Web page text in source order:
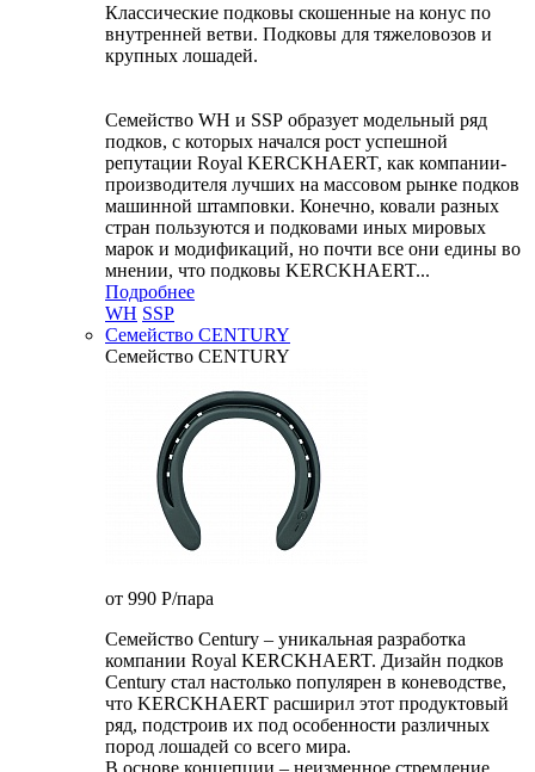
Классические подковы скошенные на конус по
внутренней ветви. Подковы для тяжеловозов и
крупных лошадей.
Семейство WH и SSP образует модельный ряд
подков, с которых начался рост успешной
репутации Royal KERCKHAERT, как компании-
производителя лучших на массовом рынке подков
машинной штамповки. Конечно, ковали разных
стран пользуются и подковами иных мировых
марок и модификаций, но почти все они едины во
мнении, что подковы KERCKHAERT...
Подробнее
WH SSP
Семейство CENTURY
Семейство CENTURY
от 990 P/пара
Семейство Century – уникальная разработка
компании Royal KERCKHAERT. Дизайн подков
Century стал настолько популярен в коневодстве,
что KERCKHAERT расширил этот продуктовый
ряд, подстроив их под особенности различных
пород лошадей со всего мира.
В основе концепции – неизменное стремление